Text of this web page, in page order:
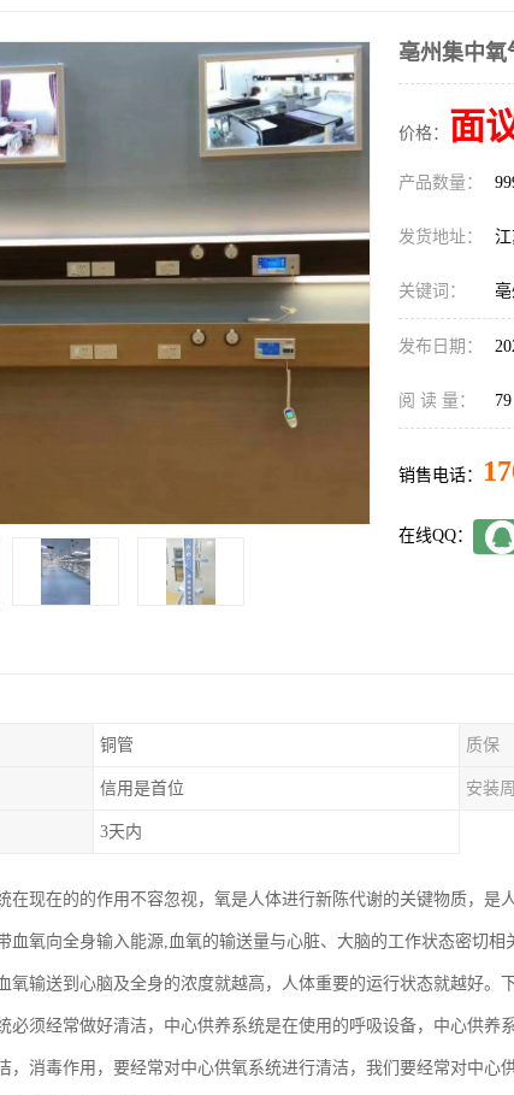
亳州集中氧
价格： 面
产品数量：
发货地址：
关键词：
发布日期：
阅 读 量： 79
销售电话：
在线QQ：
铜管 质保
信用是首位 安装
3天内
在现在的的作用不容忽视，氧是人体进行新陈代谢的关键物质，
血氧向全身输入能源,血氧的输送量与心脏、大脑的工作状态密切
氧输送到心脑及全身的浓度就越高，人体重要的运行状态就越好。
必须经常做好清洁，中心供养系统是在使用的呼吸设备，中心供
，消毒作用，要经常对中心供氧系统进行清洁，我们要经常对中